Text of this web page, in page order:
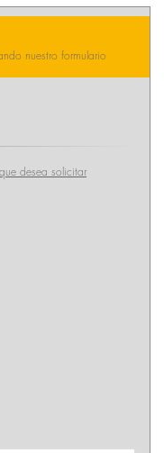
nuestro formulario
desea solicitar